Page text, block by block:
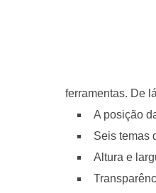
ferramentas. De
A posição
Seis temas
Altura e